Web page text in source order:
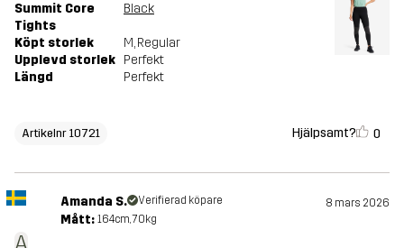
Summit Core
Tights
Black
Köpt storlek M, Regular
Upplevd storlek Perfekt
Längd
Perfekt
Artikelnr 10721 Hjälpsamt? 0
Amanda S. Verifierad köpare 8 mars 2026
Mått: 164cm, 70kg